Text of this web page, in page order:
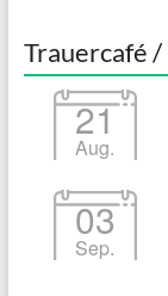
Trauercafé
21
Aug.
03
Sep.